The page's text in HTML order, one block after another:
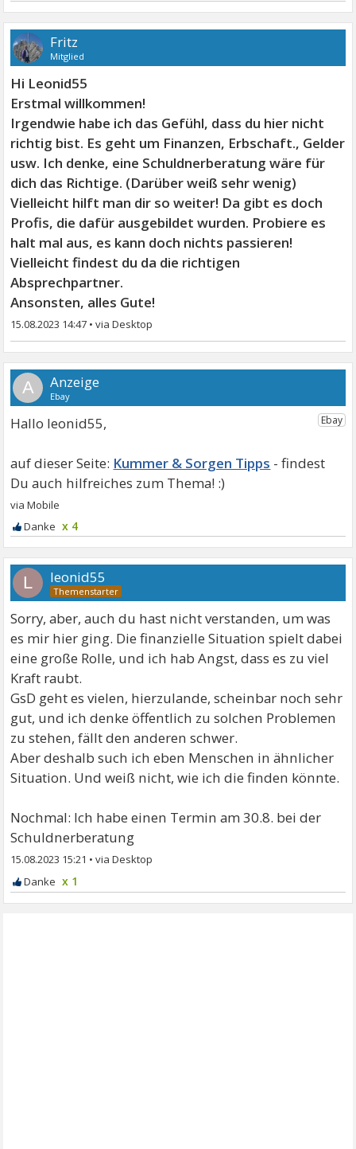
Fritz
Mitglied
Hi Leonid55
Erstmal willkommen!
Irgendwie habe ich das Gefühl, dass du hier nicht
richtig bist. Es geht um Finanzen, Erbschaft., Gelder
usw. Ich denke, eine Schuldnerberatung wäre für
dich das Richtige. (Darüber weiß sehr wenig)
Vielleicht hilft man dir so weiter! Da gibt es doch
Profis, die dafür ausgebildet wurden. Probiere es
halt mal aus, es kann doch nichts passieren!
Vielleicht findest du da die richtigen
Absprechpartner.
Ansonsten, alles Gute!
15.08.2023 14:47 •
A
Hallo leonid55,
Kummer & Sorgen Tipps
x 4
L leonid55
Sorry, aber, auch du hast nicht verstanden, um was
es mir hier ging. Die finanzielle Situation spielt dabei
eine große Rolle, und ich hab Angst, dass es zu viel
Kraft raubt.
GsD geht es vielen, hierzulande, scheinbar noch sehr
gut, und ich denke öffentlich zu solchen Problemen
zu stehen, fällt den anderen schwer.
Aber deshalb such ich eben Menschen in ähnlicher
Situation. Und weiß nicht, wie ich die finden könnte.
Nochmal: Ich habe einen Termin am 30.8. bei der
Schuldnerberatung
15.08.2023 15:21 •
x 1